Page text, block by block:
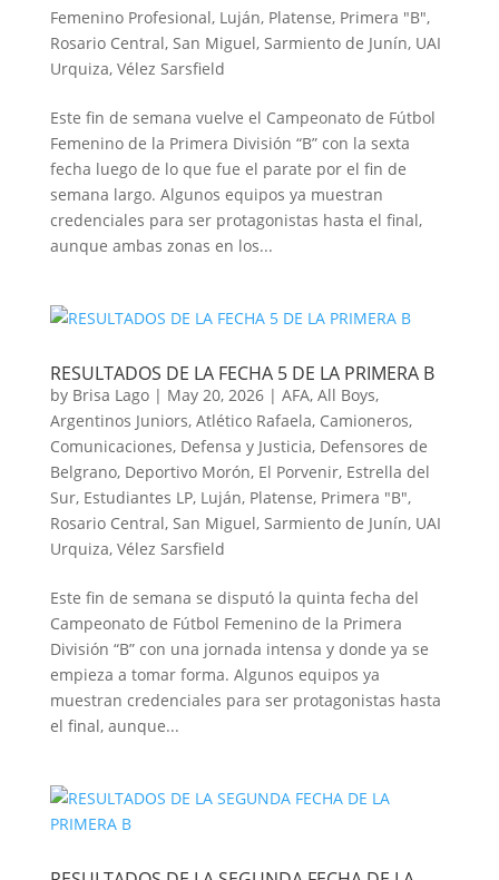
Femenino Profesional, Luján, Platense, Primera "B",
Rosario Central, San Miguel, Sarmiento de Junín, UAI
Urquiza, Vélez Sarsfield
Este fin de semana vuelve el Campeonato de Fútbol
Femenino de la Primera División “B” con la sexta
fecha luego de lo que fue el parate por el fin de
semana largo. Algunos equipos ya muestran
credenciales para ser protagonistas hasta el final,
aunque ambas zonas en los...
RESULTADOS DE LA FECHA 5 DE LA PRIMERA B
by Brisa Lago| May 20, 2026| AFA, All Boys,
Argentinos Juniors, Atlético Rafaela, Camioneros,
Comunicaciones, Defensa y Justicia, Defensores de
Belgrano, Deportivo Morón, El Porvenir, Estrella del
Sur, Estudiantes LP, Luján, Platense, Primera "B",
Rosario Central, San Miguel, Sarmiento de Junín, UAI
Urquiza, Vélez Sarsfield
Este fin de semana se disputó la quinta fecha del
Campeonato de Fútbol Femenino de la Primera
División “B” con una jornada intensa y donde ya se
empieza a tomar forma. Algunos equipos ya
muestran credenciales para ser protagonistas hasta
el final, aunque...